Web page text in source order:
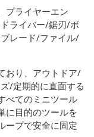
プライヤーエン
ライバー/鋸刃/ボ
レード/ファイル/
おり、アウトドア/
/定期的に直面する
べてのミニツール
に目的のツールを
ープで安全に固定